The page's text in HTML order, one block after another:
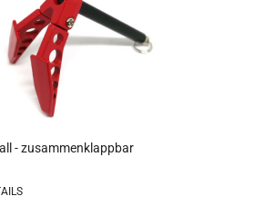
- zusammenklappbar